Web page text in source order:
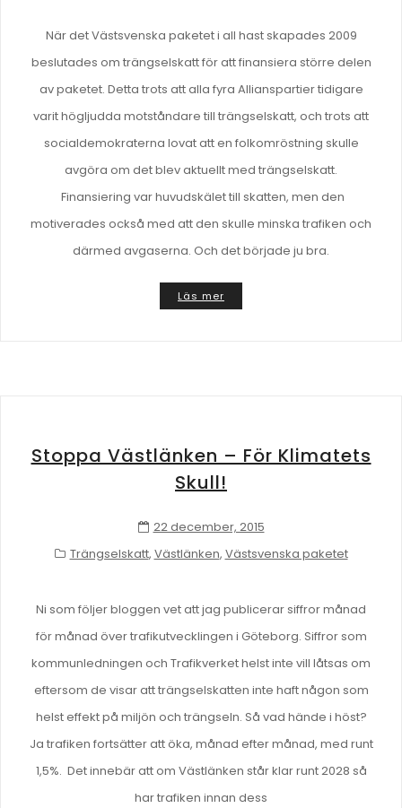
När det Västsvenska paketet i all hast skapades 2009
beslutades om trängselskatt för att finansiera större delen
av paketet. Detta trots att alla fyra Allianspartier tidigare
varit högljudda motståndare till trängselskatt, och trots att
socialdemokraterna lovat att en folkomröstning skulle
avgöra om det blev aktuellt med trängselskatt.
Finansiering var huvudskälet till skatten, men den
motiverades också med att den skulle minska trafiken och
därmed avgaserna. Och det började ju bra.
Läs mer
Stoppa Västlänken – För Klimatets
Skull!
22 december, 2015
Trängselskatt, Västlänken, Västsvenska paketet
Ni som följer bloggen vet att jag publicerar siffror månad
för månad över trafikutvecklingen i Göteborg. Siffror som
kommunledningen och Trafikverket helst inte vill låtsas om
eftersom de visar att trängselskatten inte haft någon som
helst effekt på miljön och trängseln. Så vad hände i höst?
Ja trafiken fortsätter att öka, månad efter månad, med runt
1,5%. Det innebär att om Västlänken står klar runt 2028 så
har trafiken innan dess